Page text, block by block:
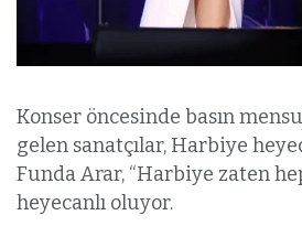
Konser öncesinde basın
gelen sanatçılar, Harbiye
Funda Arar, “Harbiye zaten
heyecanlı oluyor.